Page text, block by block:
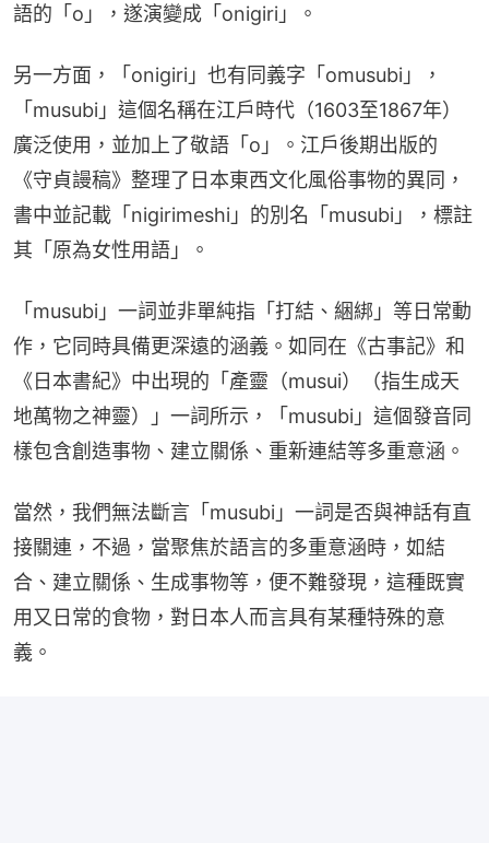
語的「o」，遂演變成「onigiri」。
另一方面，「onigiri」也有同義字「omusubi」，
「musubi」這個名稱在江戶時代（1603至1867年）
廣泛使用，並加上了敬語「o」。江戶後期出版的
《守貞謾稿》整理了日本東西文化風俗事物的異同，
書中並記載「nigirimeshi」的別名「musubi」，標註
其「原為女性用語」。
「musubi」一詞並非單純指「打結、綑綁」等日常動
作，它同時具備更深遠的涵義。如同在《古事記》和
《日本書紀》中出現的「產靈（musui）（指生成天
地萬物之神靈）」一詞所示，「musubi」這個發音同
樣包含創造事物、建立關係、重新連結等多重意涵。
當然，我們無法斷言「musubi」一詞是否與神話有直
接關連，不過，當聚焦於語言的多重意涵時，如結
合、建立關係、生成事物等，便不難發現，這種既實
用又日常的食物，對日本人而言具有某種特殊的意
義。